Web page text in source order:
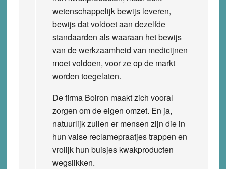
wetenschappelijk bewijs leveren,
bewijs dat voldoet aan dezelfde
standaarden als waaraan het bewijs
van de werkzaamheid van medicijnen
moet voldoen, voor ze op de markt
worden toegelaten.
De firma Boiron maakt zich vooral
zorgen om de eigen omzet. En ja,
natuurlijk zullen er mensen zijn die in
hun valse reclamepraatjes trappen en
vrolijk hun buisjes kwakproducten
wegslikken.